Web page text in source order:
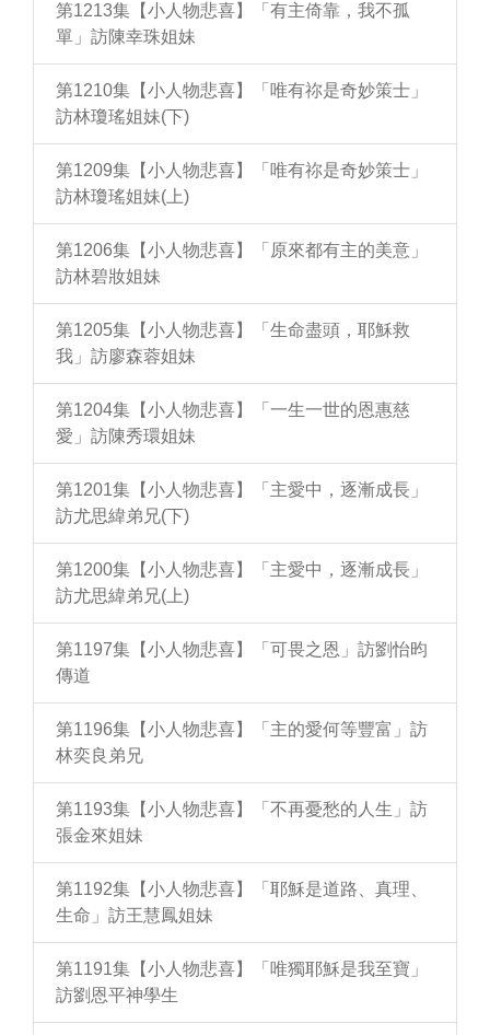
第1213集【小人物悲喜】「有主倚靠，我不孤
單」訪陳幸珠姐妹
第1210集【小人物悲喜】「唯有祢是奇妙策士」
訪林瓊瑤姐妹(下)
第1209集【小人物悲喜】「唯有祢是奇妙策士」
訪林瓊瑤姐妹(上)
第1206集【小人物悲喜】「原來都有主的美意」
訪林碧妝姐妹
第1205集【小人物悲喜】「生命盡頭，耶穌救
我」訪廖森蓉姐妹
第1204集【小人物悲喜】「一生一世的恩惠慈
愛」訪陳秀環姐妹
第1201集【小人物悲喜】「主愛中，逐漸成長」
訪尤思緯弟兄(下)
第1200集【小人物悲喜】「主愛中，逐漸成長」
訪尤思緯弟兄(上)
第1197集【小人物悲喜】「可畏之恩」訪劉怡昀
傳道
第1196集【小人物悲喜】「主的愛何等豐富」訪
林奕良弟兄
第1193集【小人物悲喜】「不再憂愁的人生」訪
張金來姐妹
第1192集【小人物悲喜】「耶穌是道路、真理、
生命」訪王慧鳳姐妹
第1191集【小人物悲喜】「唯獨耶穌是我至寶」
訪劉恩平神學生